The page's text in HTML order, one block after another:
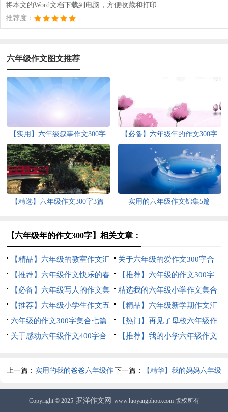
将本文的Word文档下载到电脑，方便收藏和打印
推荐度：
六年级作文图文推荐
【实用】六年级叙事作文300字
集合十篇
【必备】六年级年的作文300字
锦集9篇
【精选】六年级作文300字3篇 实用的六年级作文锦集5篇
【六年级年的作文300字】相关文章：
【精品】六年级的教室作文汇
总6篇
关于六年级的爱作文300字合
集八篇
【推荐】六年级作文快乐的春
节作文合集6篇
【推荐】六年级的作文300字
合集6篇
【必备】六年级写人的作文集
锦6篇
精选我的六年级小学作文集合
5篇
【推荐】六年级小学生作文五
篇
【精品】六年级新学期作文汇
编七篇
六年级的作文300字集合七篇
【热门】再见了母校六年级作
文合集五篇
关于感动六年级作文400字合
【推荐】我的小学六年级作文
上一篇： 实用的我的爸爸六年级作
文7篇
下一篇： 【精华】我的妈妈六年级
作文汇总10篇
Copyright © 2025 罗洋作文网 www.luoyangphoto.com 版权所有